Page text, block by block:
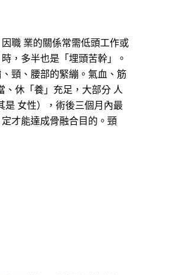
職 業的關係常需低頭工作或
，多半也是「埋頭苦幹」。
頸、腰部的緊繃。氣血、筋
休「養」充足，大部分 人
女性），術後三個月內最
才能達成骨融合目的。頸